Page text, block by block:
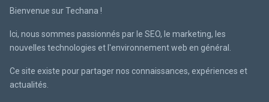
Bienvenue sur Techana !
Ici, nous sommes passionnés par le SEO, le marketing, les
nouvelles technologies et l'environnement web en général.
Ce site existe pour partager nos connaissances, expériences et
actualités.